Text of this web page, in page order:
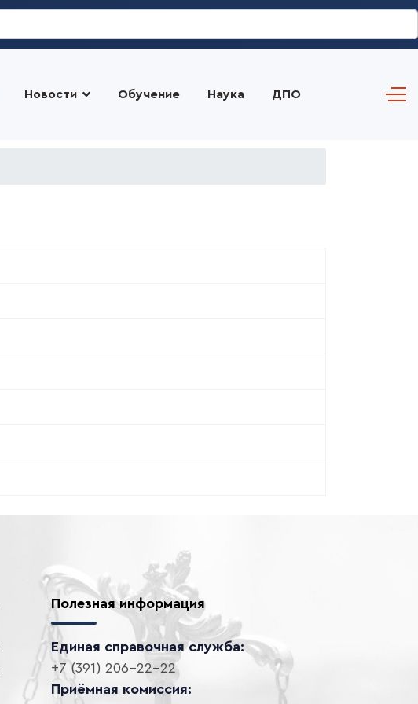
Новости Обучение Наука ДПО
Полезная информация
Единая справочная служба:
+7 (391) 206-22-22
Приёмная комиссия: